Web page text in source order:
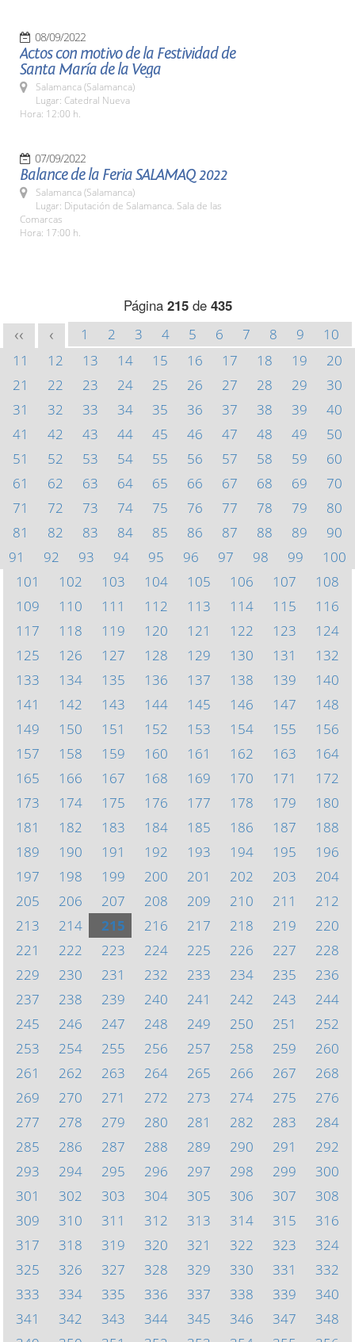
08/09/2022
Actos con motivo de la Festividad de
Santa María de la Vega
Salamanca (Salamanca)
Lugar: Catedral Nueva
Hora: 12:00 h.
07/09/2022
Balance de la Feria SALAMAQ 2022
Salamanca (Salamanca)
Lugar: Diputación de Salamanca. Sala de las
Comarcas
Hora: 17:00 h.
Página 215de 435
<< < 1 2 3 4 5 6 7 8 9
10
11
12 13 14 15 16 17 18 19
20
21
22 23 24 25 26 27 28 29
30
31
32 33 34 35 36 37 38 39
40
41
42 43 44 45 46 47 48 49
50
51
52 53 54 55 56 57 58 59
60
61
62 63 64 65 66 67 68 69
70
71
72 73 74 75 76 77 78 79
80
81
82 83 84 85 86 87 88 89
90
91
92 93 94 95 96 97 98 99
100
101
102 103 104 105 106 107
108
109
110 111 112 113 114 115
116
117
118 119 120 121 122 123
124
125
126 127 128 129 130 131
132
133
134 135 136 137 138 139
140
141
142 143 144 145 146 147
148
149
150 151 152 153 154 155
156
157
158 159 160 161 162 163
164
165
166 167 168 169 170 171
172
173
174 175 176 177 178 179
180
181
182 183 184 185 186 187
188
189
190 191 192 193 194 195
196
197
198 199 200 201 202 203
204
205
206 207 208 209 210 211
212
213
214 215 216 217 218 219
220
221
222 223 224 225 226 227
228
229
230 231 232 233 234 235
236
237
238 239 240 241 242 243
244
245
246 247 248 249 250 251
252
253
254 255 256 257 258 259
260
261
262 263 264 265 266 267
268
269
270 271 272 273 274 275
276
277
278 279 280 281 282 283
284
285
286 287 288 289 290 291
292
293
294 295 296 297 298 299
300
301
302 303 304 305 306 307
308
309
310 311 312 313 314 315
316
317
318 319 320 321 322 323
324
325
326 327 328 329 330 331
332
333
334 335 336 337 338 339
340
341
342 343 344 345 346 347
348